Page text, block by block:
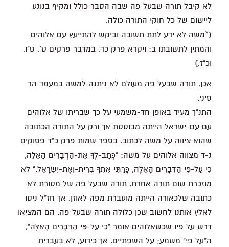
לא קיבל תורה שבעל פה שבה הסבר כולל ומקיף בנוגע
ליישום של כל חוקי התורה כולה.
(*משה לא ידע לתת תשובה וביקש להתייעץ עם אלוהים
והמתין לתשובתו ב: ויקרא פרק כד, במדבר פרקים ט', ט"ו,
וכ"ז.)
אכן, תורה שבעל פה מעולם לא ניתנה למשה במעמד הר
סיני.
התנ"ך מעיד באופן חד-משמעי על כך שבריתו של אלוהים
עם עם-ישראל הייתה מבוססת אך ורק על התורה הכתובה
שהוא ציווה על משה לכתוב. בספר שמות פרק כ"ד פסוקים
ג-ד מצווה אלוהים על משה: "כְּתָב-לְךָ אֶת-הַדְּבָרִים הָאֵלֶּה,
כִּי עַל-פִּי הַדְּבָרִים הָאֵלֶּה, כָּרַתִּי אִתְּךָ בְּרִית-וְאֶת-יִשְׂרָאֵל." לא
מוזכרת שום תורה אחרת, תורה שבעל פה של מסורת לא
כתובה שלכאורה הייתה מועברת מפה לאוזן. אך חז"ל ניסו
לאלץ אותנו לחשוב שכן כלולה תורה שבעל פה. הם המציאו
דרש על פיו שכשאלוהים אומר "כִּי עַל-פִּי הַדְּבָרִים הָאֵלֶּה",
ה"על פי" משמע; על השפתיים. אך כידוע, לא בעברית